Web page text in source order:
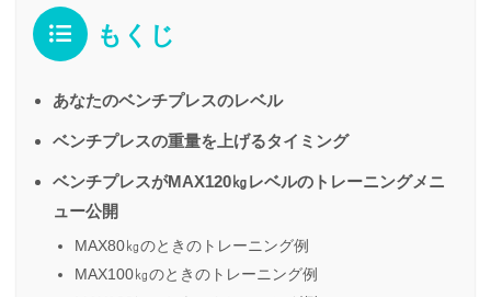
もくじ
あなたのベンチプレスのレベル
ベンチプレスの重量を上げるタイミング
ベンチプレスがMAX120㎏レベルのトレーニングメニ
ュー公開
MAX80㎏のときのトレーニング例
MAX100㎏のときのトレーニング例